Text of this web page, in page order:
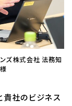
ズ株式会社 法務知
貴社のビジネス